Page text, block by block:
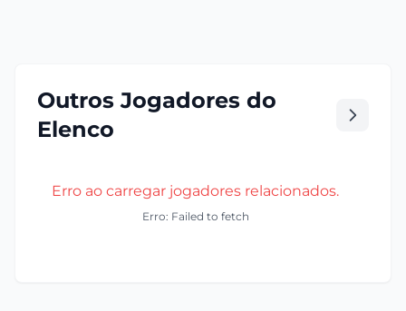
Outros Jogadores do
Elenco
Erro ao carregar jogadores relacionados.
Erro: Failed to fetch